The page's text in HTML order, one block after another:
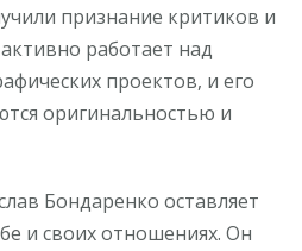
признание критиков и
работает над
проектов, и его
оригинальностью и
Бондаренко оставляет
и своих отношениях. Он